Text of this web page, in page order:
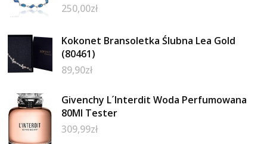
250,00zł
Kokonet Bransoletka Ślubna Lea Gold
(80461)
89,90zł
Givenchy L´Interdit Woda Perfumowana
80Ml Tester
309,99zł